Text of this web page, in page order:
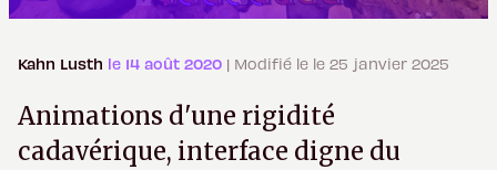
Kahn Lusth le 14 août 2020 | Modifié le le 25 janvier 2025
Animations d'une rigidité
cadavérique, interface digne du